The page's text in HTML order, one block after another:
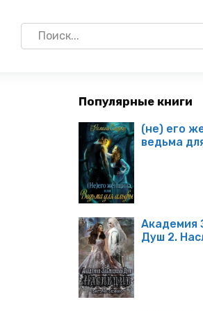
Search
for:
Популярные книги
(не) его
ведьма
Академия
Душ 2.